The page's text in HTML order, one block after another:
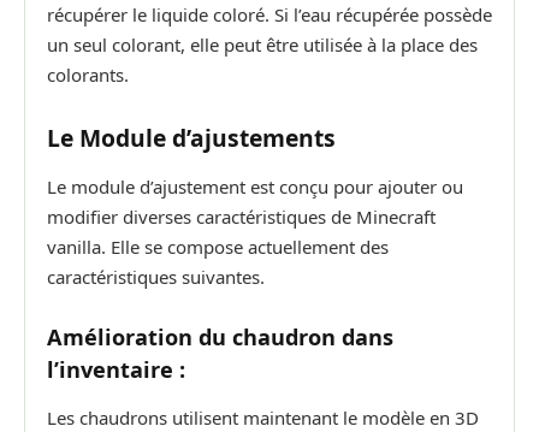
récupérer le liquide coloré. Si l’eau récupérée possède
un seul colorant, elle peut être utilisée à la place des
colorants.
Le Module d’ajustements
Le module d’ajustement est conçu pour ajouter ou
modifier diverses caractéristiques de Minecraft
vanilla. Elle se compose actuellement des
caractéristiques suivantes.
Amélioration du chaudron dans
l’inventaire :
Les chaudrons utilisent maintenant le modèle en 3D